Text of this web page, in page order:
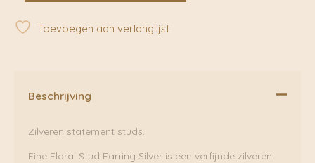
Earring
Silver
aantal
Toevoegen aan verlanglijst
Beschrijving
Zilveren statement studs.
Fine Floral Stud Earring Silver is een verfijnde zilveren